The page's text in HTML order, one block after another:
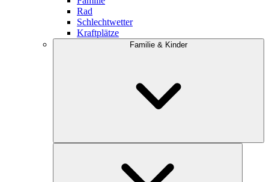
Rad
Schlechtwetter
Kraftplätze
Familie & Kinder